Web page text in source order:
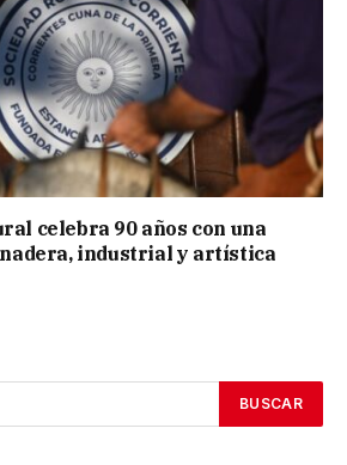
celebra 90 años con una
industrial y artística